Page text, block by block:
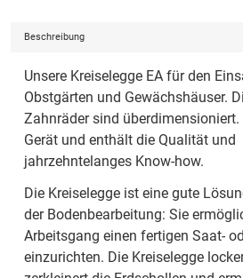
Beschreibung
Unsere Kreiselegge EA für den
Obstgärten und Gewächshäuser.
Zahnräder sind
Gerät und enthält die Qualität und
jahrzehntelanges Know-how.
Die Kreiselegge ist eine gute
der Bodenbearbeitung: Sie
Arbeitsgang einen fertigen Saat-
einzurichten. Die Kreiselegge